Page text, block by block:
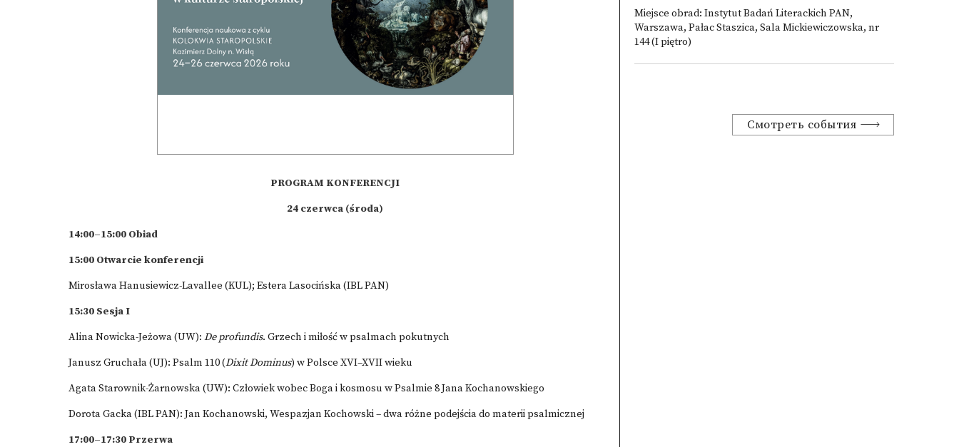
PROGRAM KONFERENCJI
24 czerwca (środa)
14:00–15:00 Obiad
15:00 Otwarcie konferencji
Mirosława Hanusiewicz-Lavallee (KUL); Estera Lasocińska (IBL PAN)
15:30 Sesja I
Alina Nowicka-Jeżowa (UW): De profundis. Grzech i miłość w psalmach pokutnych
Janusz Gruchała (UJ): Psalm 110 (Dixit Dominus) w Polsce XVI–XVII wieku
Agata Starownik-Żarnowska (UW): Człowiek wobec Boga i kosmosu w Psalmie 8 Jana Kochanowskiego
Dorota Gacka (IBL PAN): Jan Kochanowski, Wespazjan Kochowski – dwa różne podejścia do materii psalmicznej
17:00–17:30 Przerwa
Miejsce obrad: Instytut Badań Literackich PAN,
Warszawa, Pałac Staszica, Sala Mickiewiczowska, nr
144 (I piętro)
Смотреть события